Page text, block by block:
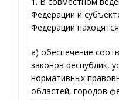
Федерации и
Федерации
а) обеспечение
законов республик,
нормативных
областей, городов